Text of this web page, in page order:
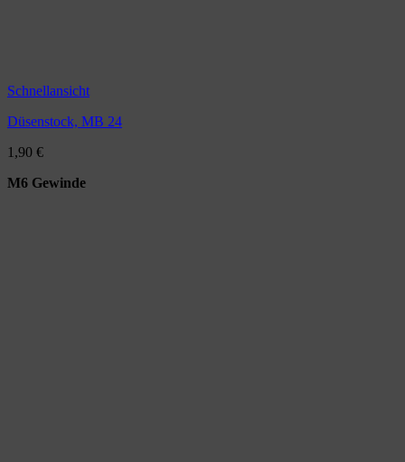
Schnellansicht
Düsenstock, MB 24
1,90 €
M6 Gewinde